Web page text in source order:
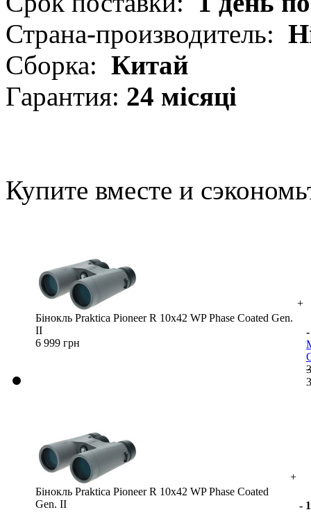
Страна-производитель:
Сборка: Китай
Гарантия: 24 місяці
Купите вместе и
Бінокль Praktica Pioneer R 10x42 WP Phase Coated Gen.
II
6 999 грн
+
Бінокль Praktica Pioneer R 10x42 WP Phase Coated
Gen. II
+
-